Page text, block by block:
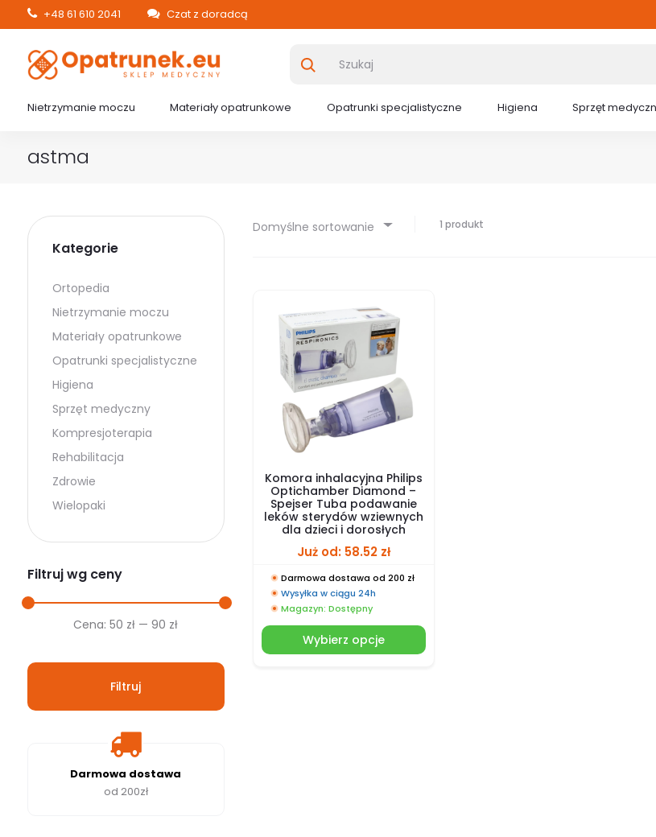
+48 61 610 2041 Czat z doradcą
Nietrzymanie moczu Materiały opatrunkowe Opatrunki specjalistyczne Higiena Sprzęt
astma
Domyślne sortowanie 1 produkt
Komora inhalacyjna Philips
Optichamber Diamond –
Spejser Tuba podawanie
leków sterydów wziewnych
dla dzieci i dorosłych
Już od: 58.52 zł
Darmowa dostawa od 200 zł
Wysyłka w ciągu 24h
Magazyn: Dostępny
Wybierz opcje
Kategorie
Ortopedia
Nietrzymanie moczu
Materiały opatrunkowe
Opatrunki specjalistyczne
Higiena
Sprzęt medyczny
Kompresjoterapia
Rehabilitacja
Zdrowie
Wielopaki
Filtruj wg ceny
Cena
Cena
Filtruj
Cena:50 zł —90 zł
Darmowa dostawa
od 200zł